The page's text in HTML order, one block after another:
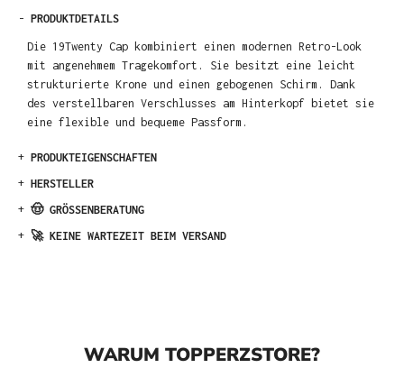
- PRODUKTDETAILS
Die 19Twenty Cap kombiniert einen modernen Retro-Look
mit angenehmem Tragekomfort. Sie besitzt eine leicht
strukturierte Krone und einen gebogenen Schirm. Dank
des verstellbaren Verschlusses am Hinterkopf bietet sie
eine flexible und bequeme Passform.
+ PRODUKTEIGENSCHAFTEN
+ HERSTELLER
+ 🤠 GRÖSSENBERATUNG
+ 🚀 KEINE WARTEZEIT BEIM VERSAND
WARUM TOPPERZSTORE?